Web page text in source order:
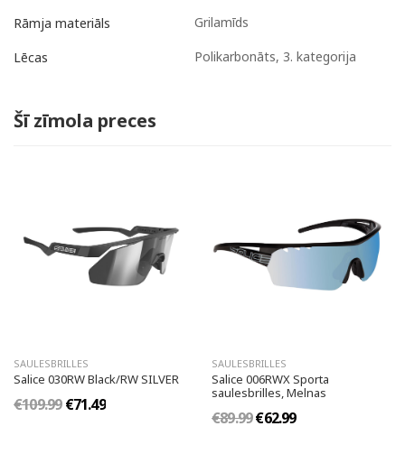
Rāmja materiāls Grilamīds
Lēcas Polikarbonāts, 3. kategorija
Šī zīmola preces
SAULESBRILLES
Salice 030RW Black/RW SILVER
€109.99€71.49
SAULESBRILLES
Salice 006RWX Sporta
saulesbrilles, Melnas
€89.99€62.99